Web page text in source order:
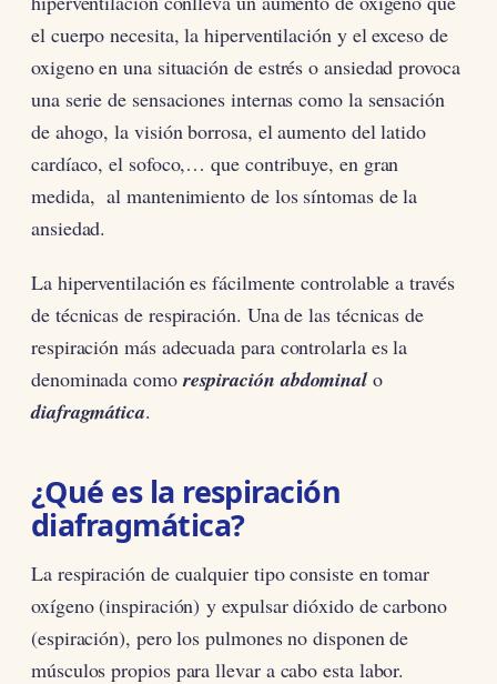
el cuerpo necesita, la hiperventilación y el exceso de
oxigeno en una situación de estrés o ansiedad provoca
una serie de sensaciones internas como la sensación
de ahogo, la visión borrosa, el aumento del latido
cardíaco, el sofoco,… que contribuye, en gran
medida, al mantenimiento de los síntomas de la
ansiedad.
La hiperventilación es fácilmente controlable a través
de técnicas de respiración. Una de las técnicas de
respiración más adecuada para controlarla es la
denominada comorespiración abdominal o
diafragmática.
¿Qué es la respiración
diafragmática?
La respiración de cualquier tipo consiste en tomar
oxígeno (inspiración) y expulsar dióxido de carbono
(espiración), pero los pulmones no disponen de
músculos propios para llevar a cabo esta labor.